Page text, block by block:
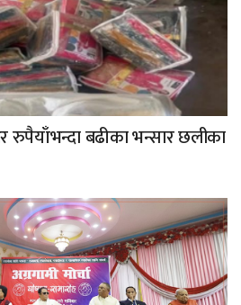
रुपैयाँभन्दा बढीका भन्सार छलीका